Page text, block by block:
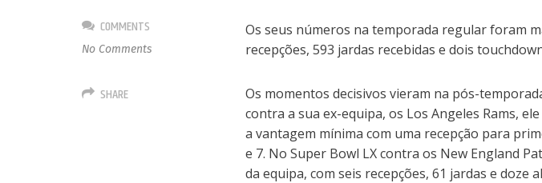
Os seus números na temporada regular foram
recepções, 593 jardas recebidas e dois
Os momentos decisivos vieram na pós-
contra a sua ex-equipa, os Los Angeles Rams,
a vantagem mínima com uma recepção para
e 7. No Super Bowl LX contra os New England
da equipa, com seis recepções, 61 jardas e doze
COMMENTS
No Comments
SHARE